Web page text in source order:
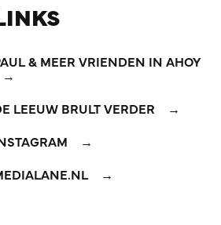
& MEER VRIENDEN IN AHOY
LEEUW BRULT VERDER